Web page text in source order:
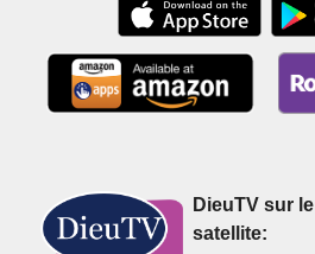
DieuTV sur le
satellite: